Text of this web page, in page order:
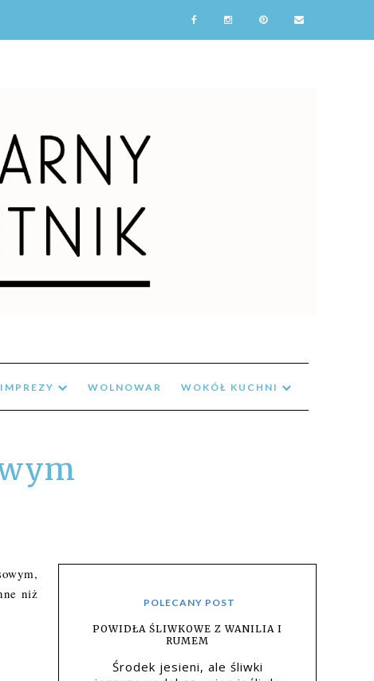
WOLNOWAR WOKÓŁ KUCHNI
niż
POLECANY POST
POWIDŁA ŚLIWKOWE Z WANILIA I
RUMEM
Środek jesieni, ale śliwki